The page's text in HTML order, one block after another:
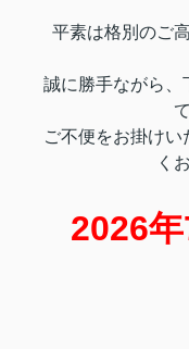
平素は格別のご
誠に勝手ながら、
ご不便をお掛け
く
2026